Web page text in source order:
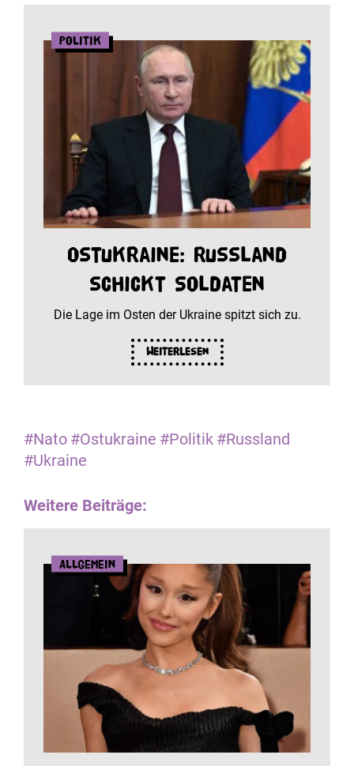
Politik
Ostukraine: Russland
schickt Soldaten
Die Lage im Osten der Ukraine spitzt sich zu.
Weiterlesen
#Nato #Ostukraine #Politik #Russland
#Ukraine
Weitere Beiträge:
Allgemein